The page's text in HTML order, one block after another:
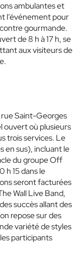
ambulantes et
l’événement pour
gourmande.
de 8 h à 17 h, se
aux visiteurs de
rue Saint-Georges
ouvert où plusieurs
trois services. Le
en sus), incluant le
du groupe Off
h 15 dans le
seront facturées
Wall Live Band,
succès allant des
repose sur des
variété de styles
participants